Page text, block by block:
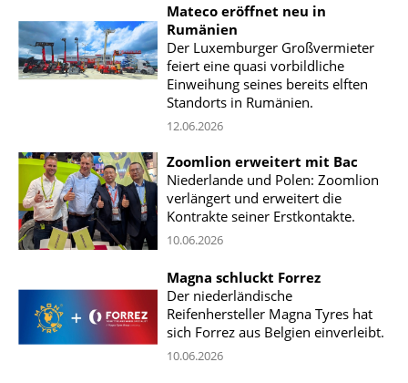
Mateco eröffnet neu in
Rumänien
Der Luxemburger Großvermieter
feiert eine quasi vorbildliche
Einweihung seines bereits elften
Standorts in Rumänien.
12.06.2026
Zoomlion erweitert mit Bac
Niederlande und Polen: Zoomlion
verlängert und erweitert die
Kontrakte seiner Erstkontakte.
10.06.2026
Magna schluckt Forrez
Der niederländische
Reifenhersteller Magna Tyres hat
sich Forrez aus Belgien einverleibt.
10.06.2026